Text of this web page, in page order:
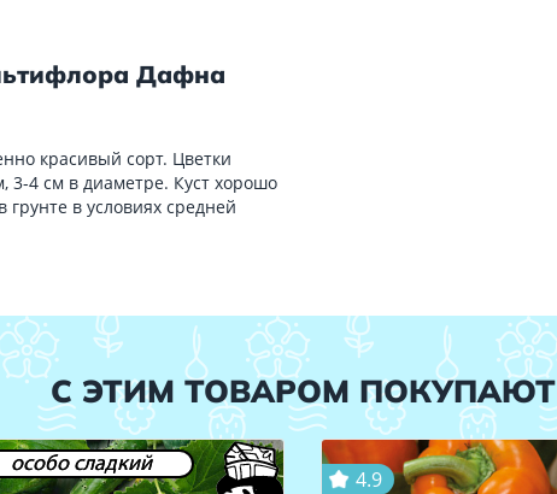
Дафна
красивый сорт. Цветки
3-4 см в диаметре. Куст хорошо
в условиях средней
С ЭТИМ ТОВАРОМ ПОКУПАЮТ
особо сладкий
4.9